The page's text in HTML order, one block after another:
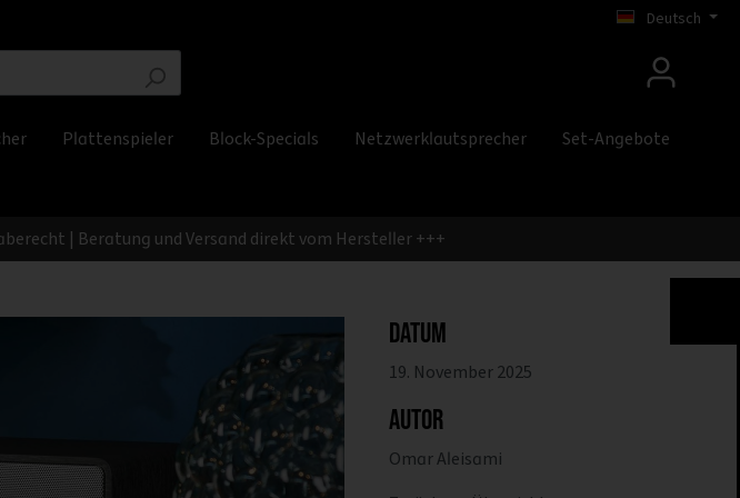
Deutsch
Plattenspieler Block-Specials Netzwerklautsprecher Set-Angebote
| Beratung und Versand direkt vom Hersteller +++
Datum
19. November 2025
Autor
Omar Aleisami